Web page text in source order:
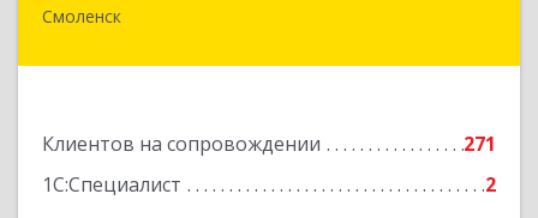
Смоленск
Клиентов на сопровождении
271
1С:Специалист
2
214019, Смоленская обл, Смоленск г, Марии